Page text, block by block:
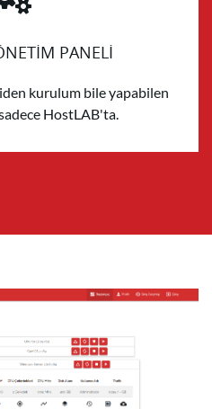
PANELİ
kurulum bile yapabilen
HostLAB'ta.